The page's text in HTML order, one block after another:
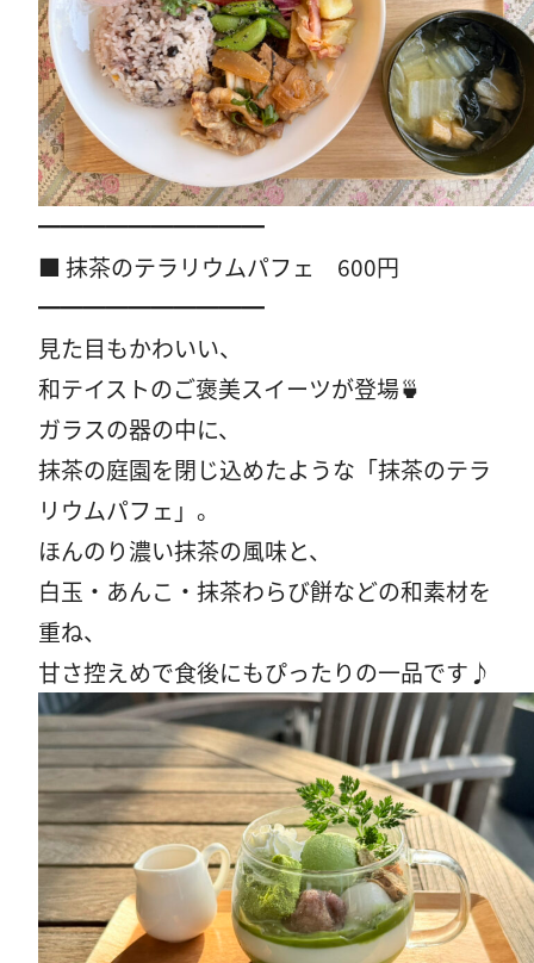
━━━━━━━━━━
■ 抹茶のテラリウムパフェ 600円
━━━━━━━━━━
見た目もかわいい、
和テイストのご褒美スイーツが登場🍵
ガラスの器の中に、
抹茶の庭園を閉じ込めたような「抹茶のテラ
リウムパフェ」。
ほんのり濃い抹茶の風味と、
白玉・あんこ・抹茶わらび餅などの和素材を
重ね、
甘さ控えめで食後にもぴったりの一品です♪